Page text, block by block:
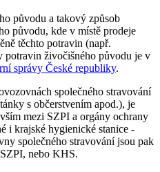
původu a takový způsob
původu, kde v místě prodeje
těchto potravin (např.
živočišného původu je v
správy České republiky.
společného stravování
s občerstvením apod.), je
mezi SZPI a orgány ochrany
i krajské hygienické stanice -
společného stravování jsou pak
nebo KHS.